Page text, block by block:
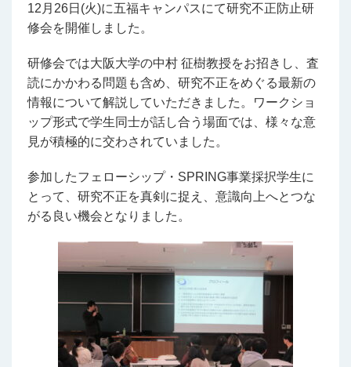
12月26日(火)に五福キャンパスにて研究不正防止研
修会を開催しました。
研修会では大阪大学の中村 征樹教授をお招きし、査
読にかかわる問題も含め、研究不正をめぐる最新の
情報について解説していただきました。ワークショ
ップ形式で学生同士が話し合う場面では、様々な意
見が積極的に交わされていました。
参加したフェローシップ・SPRING事業採択学生に
とって、研究不正を真剣に捉え、意識向上へとつな
がる良い機会となりました。